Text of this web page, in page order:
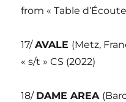
from « Table
17/AVALE (Metz,
« s/t » CS (2022)
18/ DAME AREA